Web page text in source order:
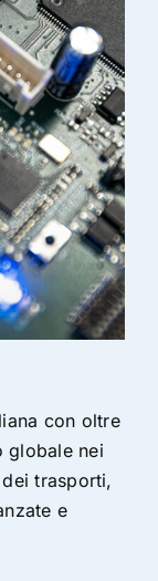
con oltre
globale nei
trasporti,
e